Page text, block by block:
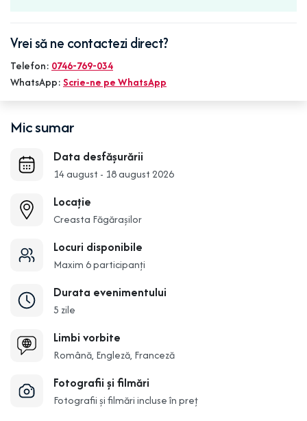
Vrei să ne contactezi direct?
Telefon: 0746-769-034
WhatsApp: Scrie-ne pe WhatsApp
Mic sumar
Data desfășurării
14 august - 18 august 2026
Locație
Creasta Făgărașilor
Locuri disponibile
Maxim 6 participanți
Durata evenimentului
5 zile
Limbi vorbite
Română, Engleză, Franceză
Fotografii și filmări
Fotografii și filmări incluse în preț